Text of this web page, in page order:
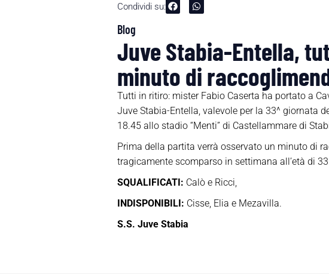
Condividi su:
Blog
Juve Stabia-Entella,
minuto di
Tutti in ritiro: mister Fabio Caserta ha portato a
Juve Stabia-Entella, valevole per la 33^ giornata
18.45 allo stadio “Menti” di Castellammare di
Prima della partita verrà osservato un minuto di
tragicamente scomparso in settimana all’età di
SQUALIFICATI: Calò e Ricci,
INDISPONIBILI: Cisse, Elia e Mezavilla.
S.S. Juve Stabia